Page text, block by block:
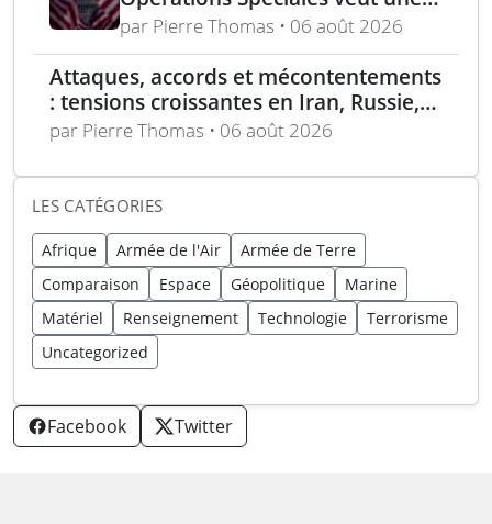
mitrailleuse 5,56 mm de 4,5 kg
par Pierre Thomas • 06 août 2026
Attaques, accords et mécontentements
: tensions croissantes en Iran, Russie,
Chine, Corée du Nord et jihadistes
par Pierre Thomas • 06 août 2026
LES CATÉGORIES
Afrique Armée de l'Air
Armée de Terre
Comparaison
Espace Géopolitique
Marine
Matériel
Renseignement Technologie
Terrorisme
Uncategorized
Facebook Twitter